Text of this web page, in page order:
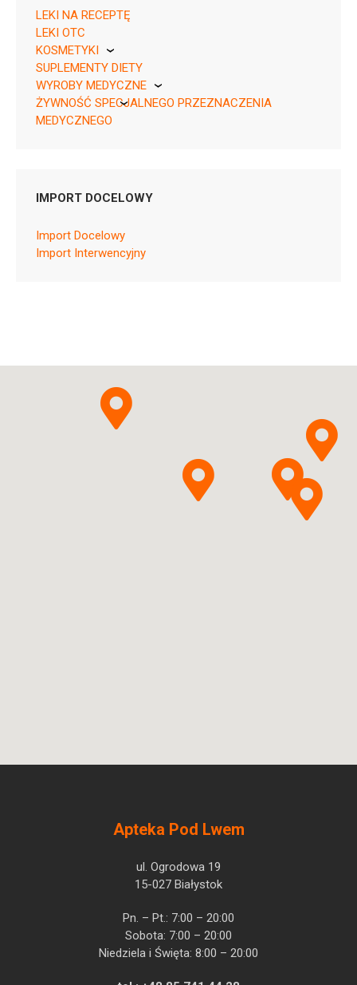
05909997010571 ¦ Rp ¦ 71569
1 tuba 30 g
LEKI NA RECEPTĘ
LEKI OTC
KOSMETYKI
Pierre Fabre
SUPLEMENTY DIETY
WYROBY MEDYCZNE
KikGel
ŻYWNOŚĆ SPECJALNEGO PRZEZNACZENIA
MEDYCZNEGO
IMPORT DOCELOWY
Import Docelowy
Import Interwencyjny
Apteka Pod Lwem
ul. Ogrodowa 19
15-027 Białystok
Pn. – Pt.: 7:00 – 20:00
Sobota: 7:00 – 20:00
Niedziela i Święta: 8:00 – 20:00